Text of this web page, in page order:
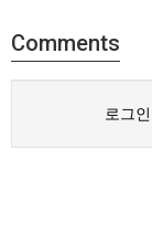
Comments
로그